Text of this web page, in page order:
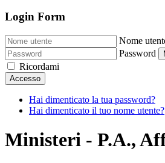
Login Form
Nome
Password
Ricordami
Accesso
Hai dimenticato la tua password?
Hai dimenticato il tuo nome utente?
Ministeri - P.A.,